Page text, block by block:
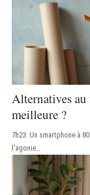
Alternatives
meilleure ?
7h23. Un smartphone à
l'agonie…